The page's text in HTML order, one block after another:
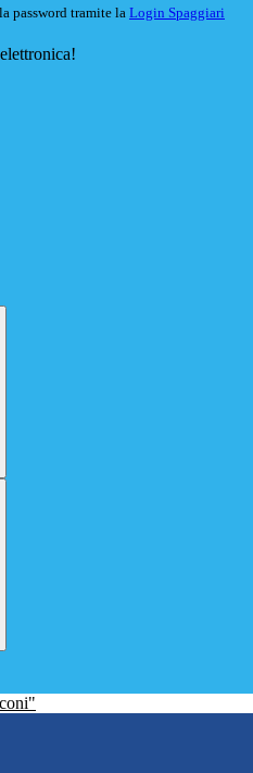
password tramite la Login Spaggiari